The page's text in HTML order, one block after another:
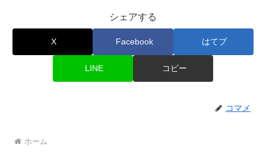
シェアする
X Facebook はてブ
LINE コピー
コマメ
ホーム